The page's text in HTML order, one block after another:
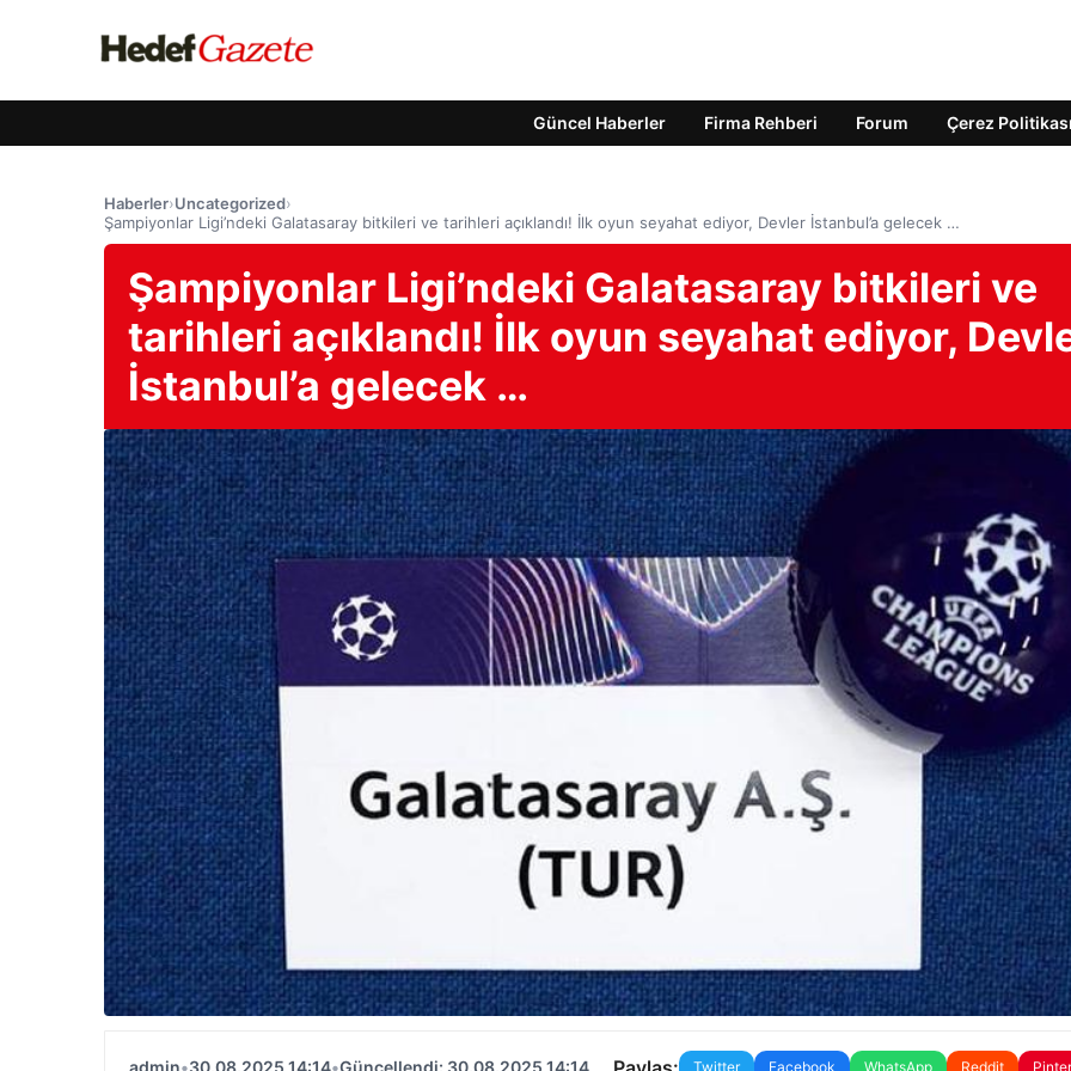
Güncel Haberler Firma Rehberi Forum Çerez Politikası
Haberler›Uncategorized›
Şampiyonlar Ligi’ndeki Galatasaray bitkileri ve tarihleri ​​açıklandı! İlk oyun seyahat ediyor, Devler İstanbul’a gelecek …
Şampiyonlar Ligi’ndeki Galatasaray bitkileri ve
tarihleri ​​açıklandı! İlk oyun seyahat ediyor,
İstanbul’a gelecek …
Twitter Facebook WhatsApp Reddit